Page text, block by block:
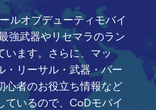
ルオブデューティモバイ
強武器やリセマラのラン
います。さらに、マッ
・リーサル・武器・パー
心者のお役立ち情報など
ているので、CoDモバイ